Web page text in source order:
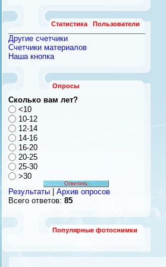
Статистика Пользователи
Другие счетчики
Счетчики материалов
Наша кнопка
Опросы
Сколько вам лет?
<10
10-12
12-14
14-16
16-20
20-25
25-30
>30
Результаты
Архив опросов
Всего ответов: 85
Популярные фотоснимки